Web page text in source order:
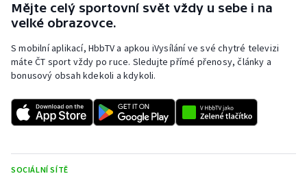
Mějte celý sportovní svět vždy u sebe i na
velké obrazovce.
S mobilní aplikací, HbbTV a apkou iVysílání ve své chytré televizi
máte ČT sport vždy po ruce. Sledujte přímé přenosy, články a
bonusový obsah kdekoli a kdykoli.
SOCIÁLNÍ SÍTĚ